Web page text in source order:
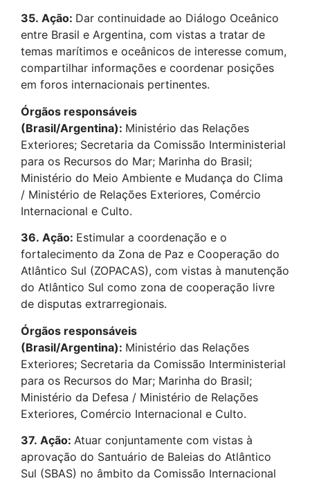
35. Ação: Dar continuidade ao Diálogo Oceânico
entre Brasil e Argentina, com vistas a tratar de
temas marítimos e oceânicos de interesse comum,
compartilhar informações e coordenar posições
em foros internacionais pertinentes.
Órgãos responsáveis
(Brasil/Argentina): Ministério das Relações
Exteriores; Secretaria da Comissão Interministerial
para os Recursos do Mar; Marinha do Brasil;
Ministério do Meio Ambiente e Mudança do Clima
/ Ministério de Relações Exteriores, Comércio
Internacional e Culto.
36. Ação: Estimular a coordenação e o
fortalecimento da Zona de Paz e Cooperação do
Atlântico Sul (ZOPACAS), com vistas à manutenção
do Atlântico Sul como zona de cooperação livre
de disputas extrarregionais.
Órgãos responsáveis
(Brasil/Argentina): Ministério das Relações
Exteriores; Secretaria da Comissão Interministerial
para os Recursos do Mar; Marinha do Brasil;
Ministério da Defesa / Ministério de Relações
Exteriores, Comércio Internacional e Culto.
37. Ação: Atuar conjuntamente com vistas à
aprovação do Santuário de Baleias do Atlântico
Sul (SBAS) no âmbito da Comissão Internacional